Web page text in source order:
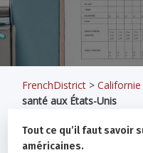
FrenchDistrict >
santé aux États-Unis
Tout ce qu’il faut savoir
américaines.